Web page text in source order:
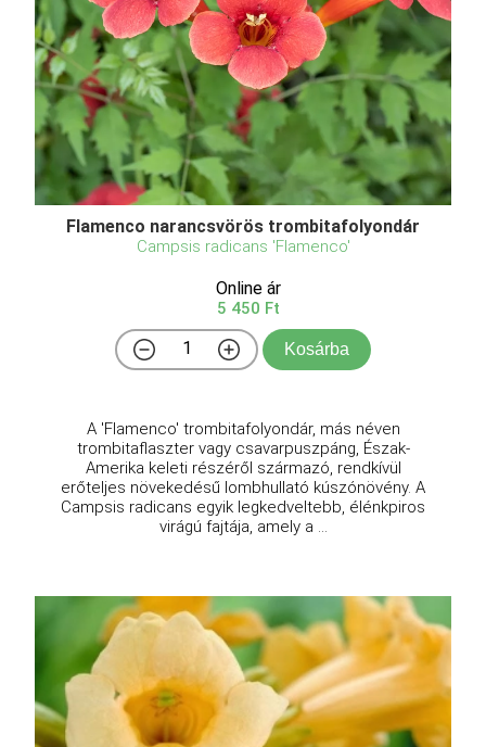
Flamenco narancsvörös trombitafolyondár
Campsis radicans 'Flamenco'
Online ár
5 450 Ft
Kosárba
A 'Flamenco' trombitafolyondár, más néven
trombitaflaszter vagy csavarpuszpáng, Észak-
Amerika keleti részéről származó, rendkívül
erőteljes növekedésű lombhullató kúszónövény. A
Campsis radicans egyik legkedveltebb, élénkpiros
virágú fajtája, amely a ...